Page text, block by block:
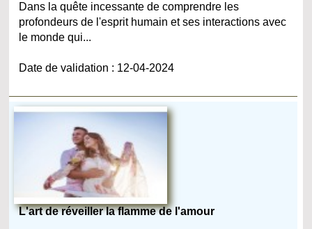
Dans la quête incessante de comprendre les
profondeurs de l'esprit humain et ses interactions avec
le monde qui...
Date de validation : 12-04-2024
L'art de réveiller la flamme de l'amour